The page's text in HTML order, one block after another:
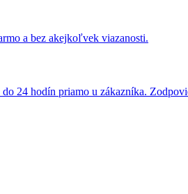
a bez akejkoľvek viazanosti.
24 hodín priamo u zákazníka.